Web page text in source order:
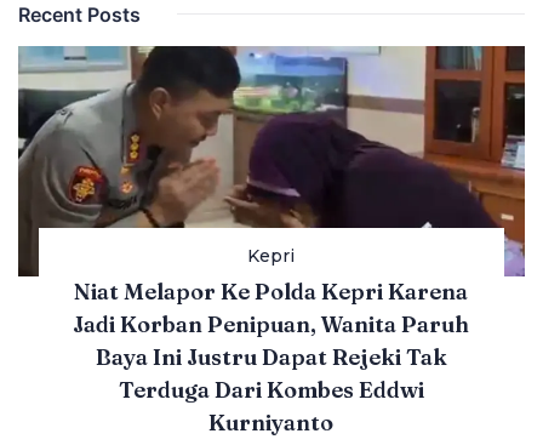
Recent Posts
Kepri
Niat Melapor Ke Polda Kepri Karena
Jadi Korban Penipuan, Wanita Paruh
Baya Ini Justru Dapat Rejeki Tak
Terduga Dari Kombes Eddwi
Kurniyanto